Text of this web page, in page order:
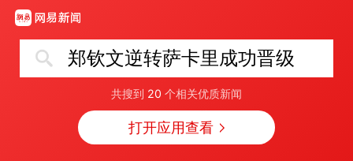
郑钦文逆转萨卡里成功晋级
共搜到 20 个相关优质新闻
打开应用查看